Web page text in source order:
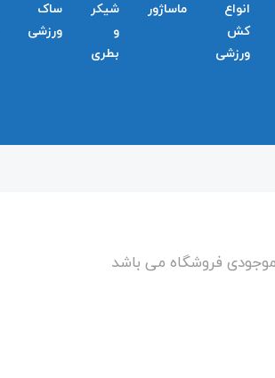
انواع
کش
ورزشی
ماساژور
شیکر
و
بطری
ساک
ورزشی
فروشگاه می باشد